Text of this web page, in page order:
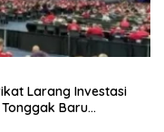
Larang Investasi
Baru